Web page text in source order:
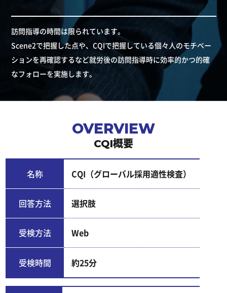
訪問指導の時間は限られています。
Scene2で把握した点や、CQIで把握している個々人のモチベー
ションを再確認するなど就労後の訪問指導時に効率的かつ的確
なフォローを実施します。
OVERVIEW
CQI概要
名称 CQI（グローバル採用適性検査）
回答方法 選択肢
受検方法 Web
受検時間 約25分